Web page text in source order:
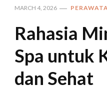
MARCH 4, 2026
Rahasia
Spa untuk
dan Sehat